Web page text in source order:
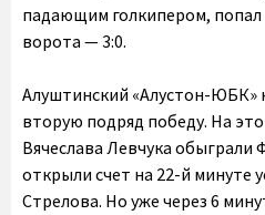
падающим голкипером, попал
ворота — 3:0.
Алуштинский «Алустон-ЮБК»
вторую подряд победу. На
Вячеслава Левчука обыграли
открыли счет на 22-й минуте
Стрелова. Но уже через 6